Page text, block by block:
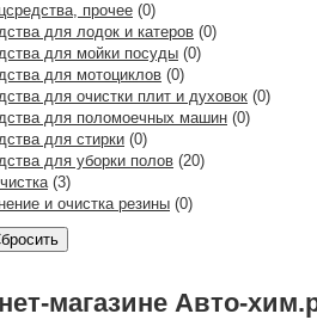
прочее (0)
для лодок и катеров (0)
для мойки посуды (0)
для мотоциклов (0)
для очистки плит и духовок (0)
для поломоечных машин (0)
для стирки (0)
для уборки полов (20)
(3)
и очистка резины (0)
магазине Авто-